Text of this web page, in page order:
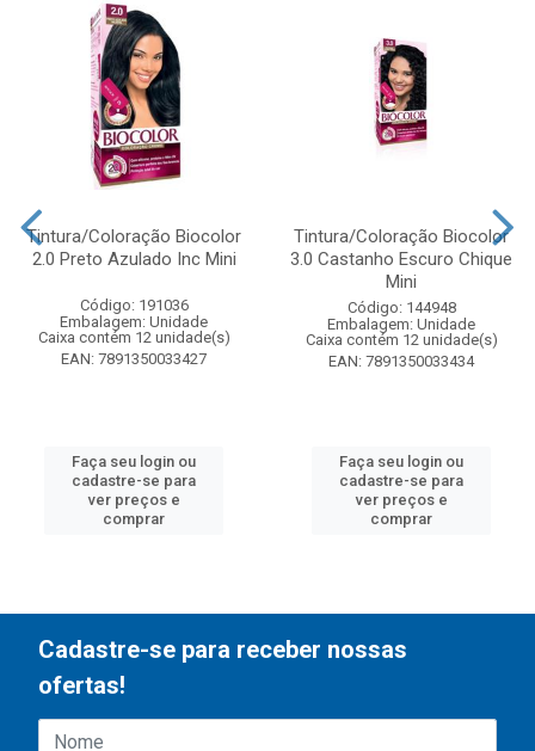
Tintura/Coloração Biocolor
2.0 Preto Azulado Inc Mini
Código: 191036
Embalagem: Unidade
Caixa contém 12 unidade(s)
EAN: 7891350033427
Faça seu login ou
cadastre-se para
ver preços e
comprar
Tintura/Coloração Biocolor
3.0 Castanho Escuro Chique
Mini
Código: 144948
Embalagem: Unidade
Caixa contém 12 unidade(s)
EAN: 7891350033434
Faça seu login ou
cadastre-se para
ver preços e
comprar
Cadastre-se para receber nossas
ofertas!